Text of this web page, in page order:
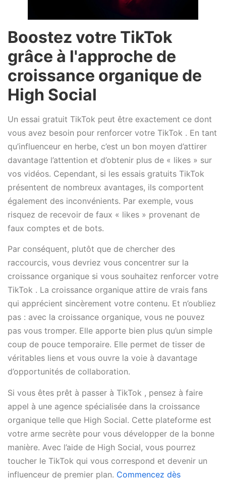
Boostez votre TikTok
grâce à l'approche de
croissance organique de
High Social
Un essai gratuit TikTok peut être exactement ce dont
vous avez besoin pour renforcer votre TikTok . En tant
qu’influenceur en herbe, c’est un bon moyen d’attirer
davantage l’attention et d’obtenir plus de « likes » sur
vos vidéos. Cependant, si les essais gratuits TikTok
présentent de nombreux avantages, ils comportent
également des inconvénients. Par exemple, vous
risquez de recevoir de faux « likes » provenant de
faux comptes et de bots.
Par conséquent, plutôt que de chercher des
raccourcis, vous devriez vous concentrer sur la
croissance organique si vous souhaitez renforcer votre
TikTok . La croissance organique attire de vrais fans
qui apprécient sincèrement votre contenu. Et n’oubliez
pas : avec la croissance organique, vous ne pouvez
pas vous tromper. Elle apporte bien plus qu’un simple
coup de pouce temporaire. Elle permet de tisser de
véritables liens et vous ouvre la voie à davantage
d’opportunités de collaboration.
Si vous êtes prêt à passer à TikTok , pensez à faire
appel à une agence spécialisée dans la croissance
organique telle que High Social. Cette plateforme est
votre arme secrète pour vous développer de la bonne
manière. Avec l’aide de High Social, vous pourrez
toucher le TikTok qui vous correspond et devenir un
influenceur de premier plan. Commencez dès